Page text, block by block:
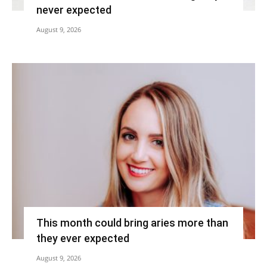
never expected
August 9, 2026
This month could bring aries more than
they ever expected
August 9, 2026